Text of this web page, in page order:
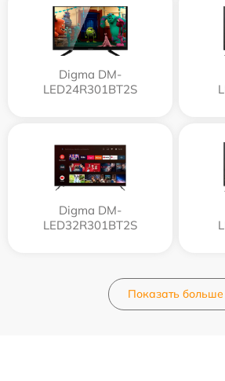
Digma DM-
LED24R301BT2S
Digma DM-
LED32R301BT2S
Показать больше